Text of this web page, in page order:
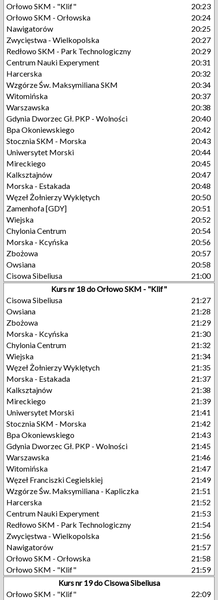
Orłowo SKM - "Klif"
20:23
Orłowo SKM - Orłowska
20:24
Nawigatorów
20:25
Zwycięstwa - Wielkopolska
20:27
Redłowo SKM - Park Technologiczny
20:29
Centrum Nauki Experyment
20:31
Harcerska
20:32
Wzgórze Św. Maksymiliana SKM
20:34
Witomińska
20:37
Warszawska
20:38
Gdynia Dworzec Gł. PKP - Wolności
20:40
Bpa Okoniewskiego
20:42
Stocznia SKM - Morska
20:43
Uniwersytet Morski
20:44
Mireckiego
20:45
Kalksztajnów
20:47
Morska - Estakada
20:48
Węzeł Żołnierzy Wyklętych
20:50
Zamenhofa [GDY]
20:51
Wiejska
20:52
Chylonia Centrum
20:54
Morska - Kcyńska
20:56
Zbożowa
20:57
Owsiana
20:58
Cisowa Sibeliusa
21:00
Kurs nr 18 do Orłowo SKM - "Klif"
Cisowa Sibeliusa
21:27
Owsiana
21:28
Zbożowa
21:29
Morska - Kcyńska
21:30
Chylonia Centrum
21:32
Wiejska
21:34
Węzeł Żołnierzy Wyklętych
21:35
Morska - Estakada
21:37
Kalksztajnów
21:38
Mireckiego
21:39
Uniwersytet Morski
21:41
Stocznia SKM - Morska
21:42
Bpa Okoniewskiego
21:43
Gdynia Dworzec Gł. PKP - Wolności
21:45
Warszawska
21:46
Witomińska
21:47
Węzeł Franciszki Cegielskiej
21:49
Wzgórze Św. Maksymiliana - Kapliczka
21:51
Harcerska
21:52
Centrum Nauki Experyment
21:53
Redłowo SKM - Park Technologiczny
21:54
Zwycięstwa - Wielkopolska
21:56
Nawigatorów
21:57
Orłowo SKM - Orłowska
21:58
Orłowo SKM - "Klif"
21:59
Kurs nr 19 do Cisowa Sibeliusa
Orłowo SKM - "Klif"
22:09